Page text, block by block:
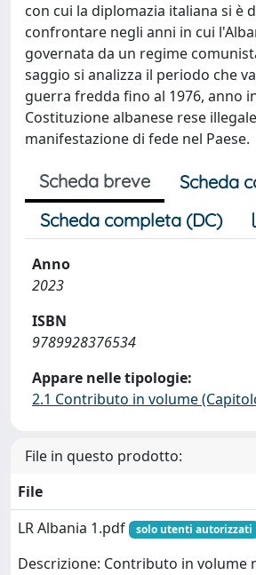
con cui la diplomazia italiana si è
confrontare negli anni in cui
governata da un regime
saggio si analizza il periodo che
guerra fredda fino al 1976, anno
Costituzione albanese rese
manifestazione di fede nel Paese.
Scheda breve
Scheda
Scheda completa (DC)
Anno
2023
ISBN
9789928376534
Appare nelle tipologie:
2.1 Contributo in volume
File in questo prodotto:
File
LR Albania 1.pdf
solo utenti autorizzati
Descrizione: Contributo in volume